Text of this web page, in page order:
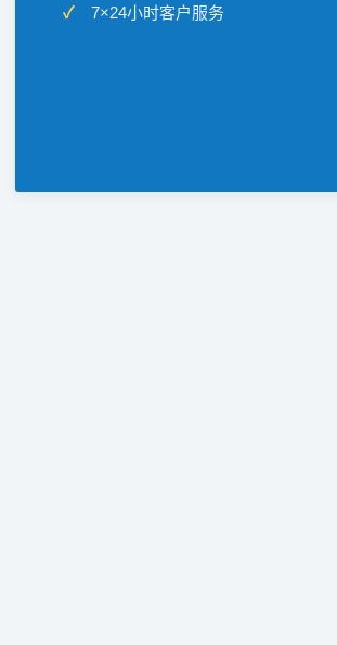
7×24小时客户服务